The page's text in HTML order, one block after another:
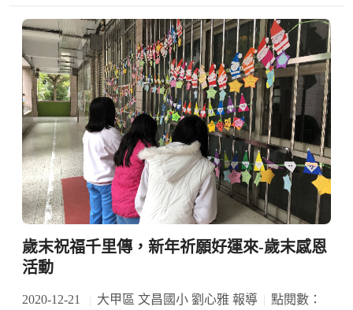
歲末祝福千里傳，新年祈願好運來-歲末感恩
活動
2020-12-21 大甲區 文昌國小 劉心雅 報導
點閱數：